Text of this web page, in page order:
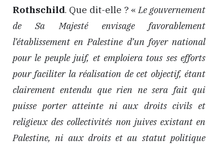
Rothschild. Que dit-elle ? « Le gouvernement
de Sa Majesté envisage favorablement
l’établissement en Palestine d’un foyer national
pour le peuple juif, et emploiera tous ses efforts
pour faciliter la réalisation de cet objectif, étant
clairement entendu que rien ne sera fait qui
puisse porter atteinte ni aux droits civils et
religieux des collectivités non juives existant en
Palestine, ni aux droits et au statut politique